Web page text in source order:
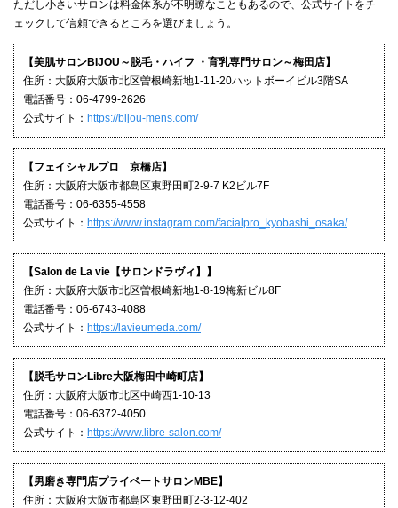
ただし小さいサロンは料金体系が不明瞭なこともあるので、公式サイトをチ
ェックして信頼できるところを選びましょう。
【美肌サロンBIJOU～脱毛・ハイフ ・育乳専門サロン～梅田店】
住所：大阪府大阪市北区曽根崎新地1-11-20ハットボーイビル3階SA
電話番号：06-4799-2626
公式サイト： https://bijou-mens.com/
【フェイシャルプロ 京橋店】
住所：大阪府大阪市都島区東野田町2-9-7 K2ビル7F
電話番号：06-6355-4558
公式サイト： https://www.instagram.com/facialpro_kyobashi_osaka/
【Salon de La vie【サロンドラヴィ】】
住所：大阪府大阪市北区曽根崎新地1-8-19梅新ビル8F
電話番号：06-6743-4088
公式サイト： https://lavieumeda.com/
【脱毛サロンLibre大阪梅田中崎町店】
住所：大阪府大阪市北区中崎西1-10-13
電話番号：06-6372-4050
公式サイト： https://www.libre-salon.com/
【男磨き専門店プライベートサロンMBE】
住所：大阪府大阪市都島区東野田町2-3-12-402